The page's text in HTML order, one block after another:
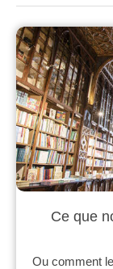
Ce que
Ou comment